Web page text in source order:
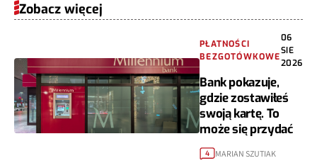
Zobacz więcej
PŁATNOŚCI
BEZGOTÓWKOWE
06
SIE
2026
Bank pokazuje,
gdzie zostawiłeś
swoją kartę. To
może się przydać
4 MARIAN SZUTIAK